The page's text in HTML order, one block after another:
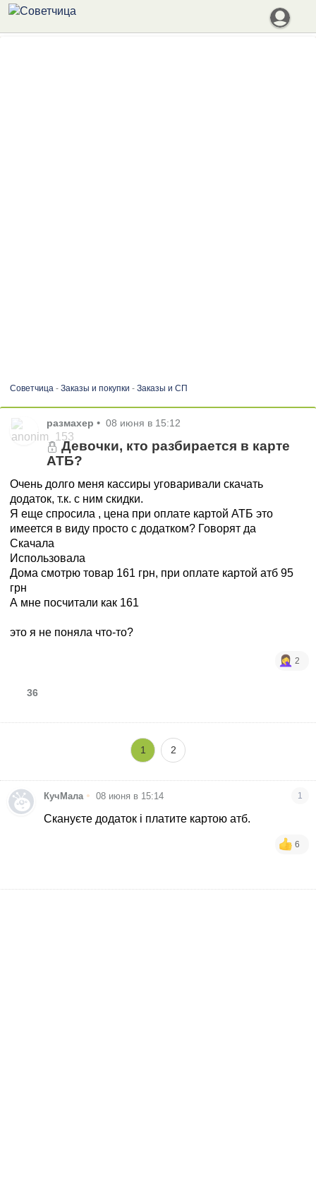
Советчица- Заказы и покупки - Заказы и СП
размахер • 08 июня в 15:12
Девочки, кто разбирается в карте
АТБ?
Очень долго меня кассиры уговаривали скачать
додаток, т.к. с ним скидки.
Я еще спросила , цена при оплате картой АТБ это
имеется в виду просто с додатком? Говорят да
Скачала
Использовала
Дома смотрю товар 161 грн, при оплате картой атб 95
грн
А мне посчитали как 161
это я не поняла что-то?
2
36
1 2
КучМала • 08 июня в 15:14 1
Скануєте додаток і платите картою атб.
6